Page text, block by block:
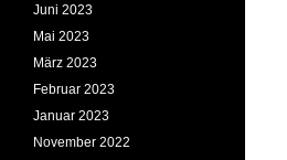
Juni 2023
Mai 2023
März 2023
Februar 2023
Januar 2023
November 2022